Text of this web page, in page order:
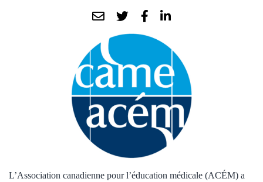
L’Association canadienne pour l’éducation médicale (ACÉM) a